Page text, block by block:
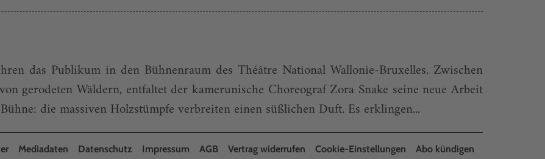
das Publikum in den Bühnenraum des Théâtre National Wallonie-Bruxelles. Zwischen
gerodeten Wäldern, entfaltet der kamerunische Choreograf Zora Snake seine neue Arbeit
die massiven Holzstümpfe verbreiten einen süßlichen Duft. Es erklingen...
Mediadaten Datenschutz Impressum AGB Vertrag widerrufen Cookie-Einstellungen Abo kündigen